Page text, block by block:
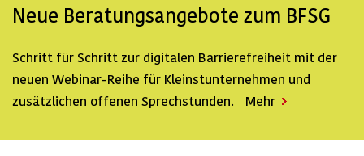
Neue Beratungsangebote zum BFSG
Schritt für Schritt zur digitalen Barrierefreiheit mit der
neuen Webinar-Reihe für Kleinstunternehmen und
zusätzlichen offenen Sprechstunden.
Mehr